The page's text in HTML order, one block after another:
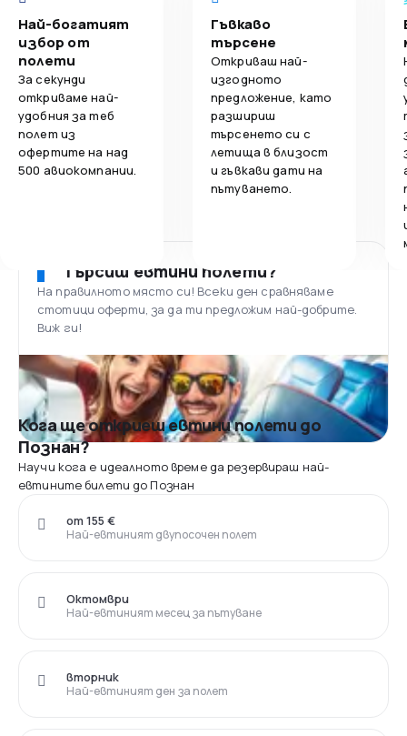
Най-богатият
избор от
полети
За секунди
откриваме най-
удобния за теб
полет из
офертите на над
500 авиокомпании.
Гъвкаво
търсене
Откриваш най-
изгодното
предложение, като
разшириш
търсенето си с
летища в близост
и гъвкави дати на
пътуването.
Търсиш евтини полети?
На правилното място си! Всеки ден сравняваме
стотици оферти, за да ти предложим най-добрите.
Виж ги!
Кога ще откриеш евтини полети до
Познан?
Научи кога е идеалното време да резервираш най-
евтините билети до Познан
Най-евтиният двупосочен полет
от 155 €
Най-евтиният месец за пътуване
Октомври
Най-евтиният ден за полет
вторник